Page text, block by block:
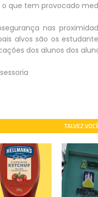
que tem provocado
nas
alvos são os
dos alunos dos
TALVEZ